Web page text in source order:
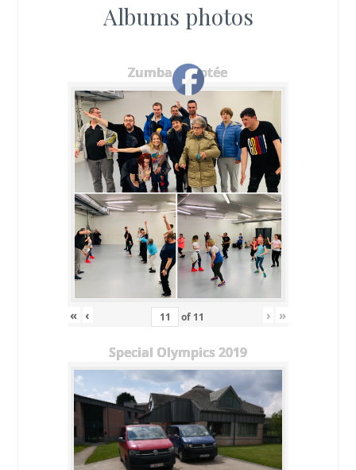
Albums photos
Zumba adaptée
« ‹ of 11 › »
Special Olympics 2019